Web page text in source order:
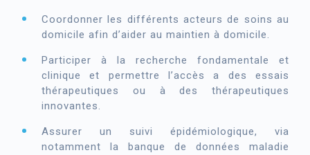
Coordonner les différents acteurs de soins au
domicile afin d’aider au maintien à domicile.
Participer à la recherche fondamentale et
clinique et permettre l’accès a des essais
thérapeutiques ou à des thérapeutiques
innovantes.
Assurer un suivi épidémiologique, via
notamment la banque de données maladie